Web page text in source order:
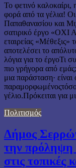
Το φετινό
φορά από τα γέλια!
Παπαθανασίου και
σατιρικό έργο
εταιρείας
αποτελέσει το
λόγια για το έργοΤι
πιο γρήγορα από
μια παράσταση·
γέλιο.Πρόκειται για
Πολιτισμός
Δήμος
την
στις τοπικές